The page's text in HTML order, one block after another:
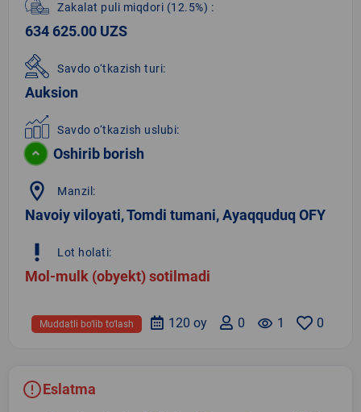
Zakalat puli miqdori (12.5%) :
634 625.00 UZS
Savdo o‘tkazish turi:
Auksion
Savdo o‘tkazish uslubi:
Oshirib borish
location_on Manzil:
Navoiy viloyati, Tomdi tumani, Ayaqquduq OFY
priority_high Lot holati:
Mol-mulk (obyekt) sotilmadi
0
remove_red_eye 1
0
120 oy
Muddatli bo‘lib to‘lash
Eslatma